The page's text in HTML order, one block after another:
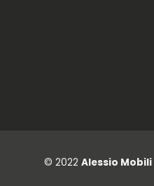
© 2022Alessio Mobili